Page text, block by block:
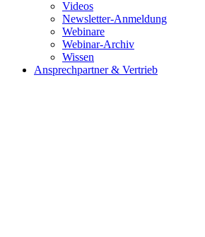
Videos
Newsletter-Anmeldung
Webinare
Webinar-Archiv
Wissen
Ansprechpartner & Vertrieb